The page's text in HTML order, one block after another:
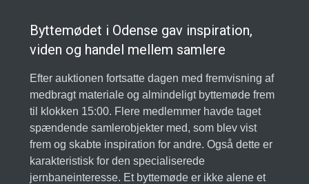
Byttemødet i Odense gav inspiration,
viden og handel mellem samlere
Efter auktionen fortsatte dagen med fremvisning af
medbragt materiale og almindeligt byttemøde frem
til klokken 15:00. Flere medlemmer havde taget
spændende samlerobjekter med, som blev vist
frem og skabte inspiration for andre. Også dette er
karakteristisk for den specialiserede
jernbaneinteresse. Et byttemøde er ikke alene et